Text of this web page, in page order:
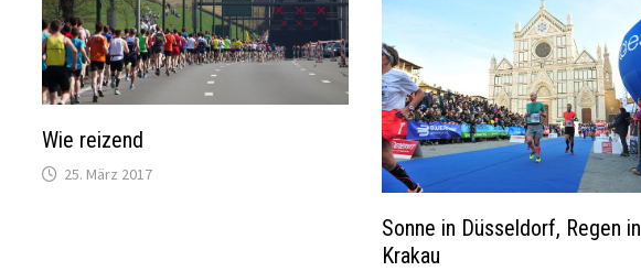
Wie reizend
25. März 2017
Sonne in Düsseldorf, Regen in
Krakau